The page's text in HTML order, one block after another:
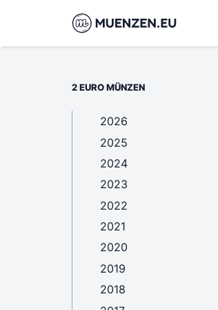
2 EURO MÜNZEN
2026
2025
2024
2023
2022
2021
2020
2019
2018